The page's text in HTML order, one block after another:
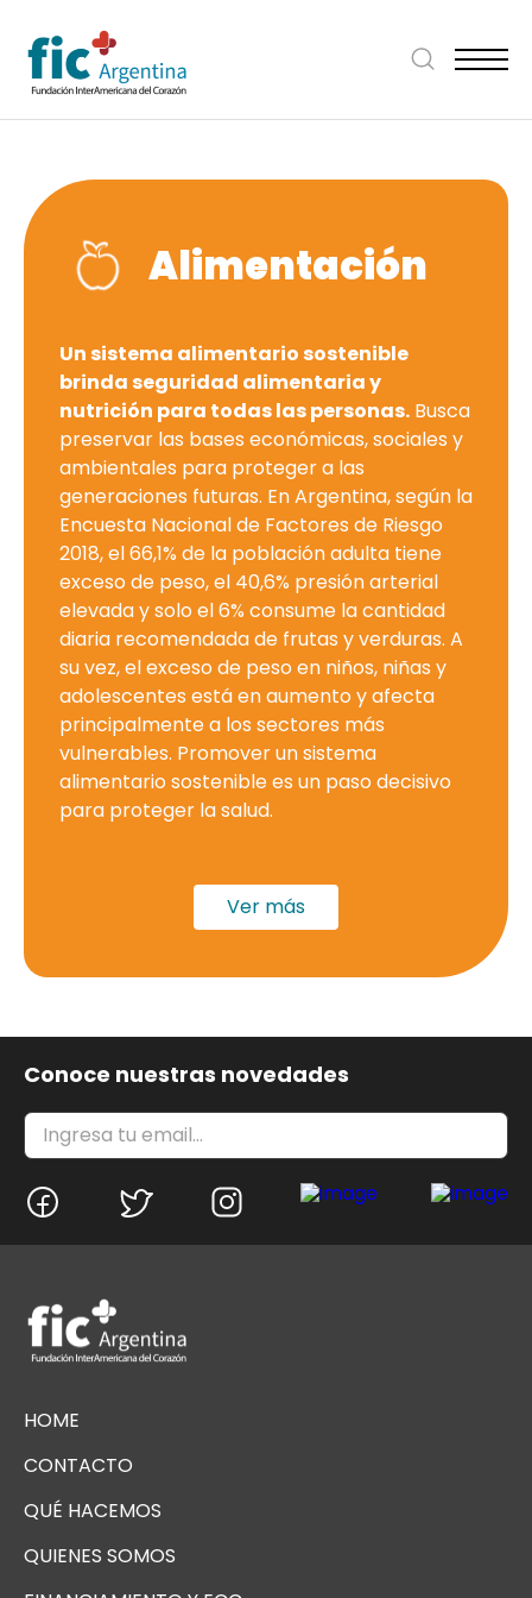
Alimentación
Un sistema alimentario sostenible
brinda seguridad alimentaria y
nutrición para todas las personas. Busca
preservar las bases económicas, sociales y
ambientales para proteger a las
generaciones futuras. En Argentina, según la
Encuesta Nacional de Factores de Riesgo
2018, el 66,1% de la población adulta tiene
exceso de peso, el 40,6% presión arterial
elevada y solo el 6% consume la cantidad
diaria recomendada de frutas y verduras. A
su vez, el exceso de peso en niños, niñas y
adolescentes está en aumento y afecta
principalmente a los sectores más
vulnerables. Promover un sistema
alimentario sostenible es un paso decisivo
para proteger la salud.
Ver más
Conoce nuestras novedades
HOME
CONTACTO
QUÉ HACEMOS
QUIENES SOMOS